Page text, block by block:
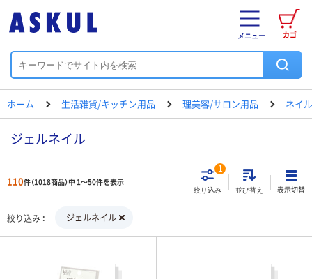
カゴ
メニュー
ホーム 生活雑貨/キッチン用品 理美容/サロン用品 ネイ
ジェルネイル
110件（1018商品）中 1～50件を表示
絞り込み
1
並び替え 表示切替
絞り込み ジェルネイル